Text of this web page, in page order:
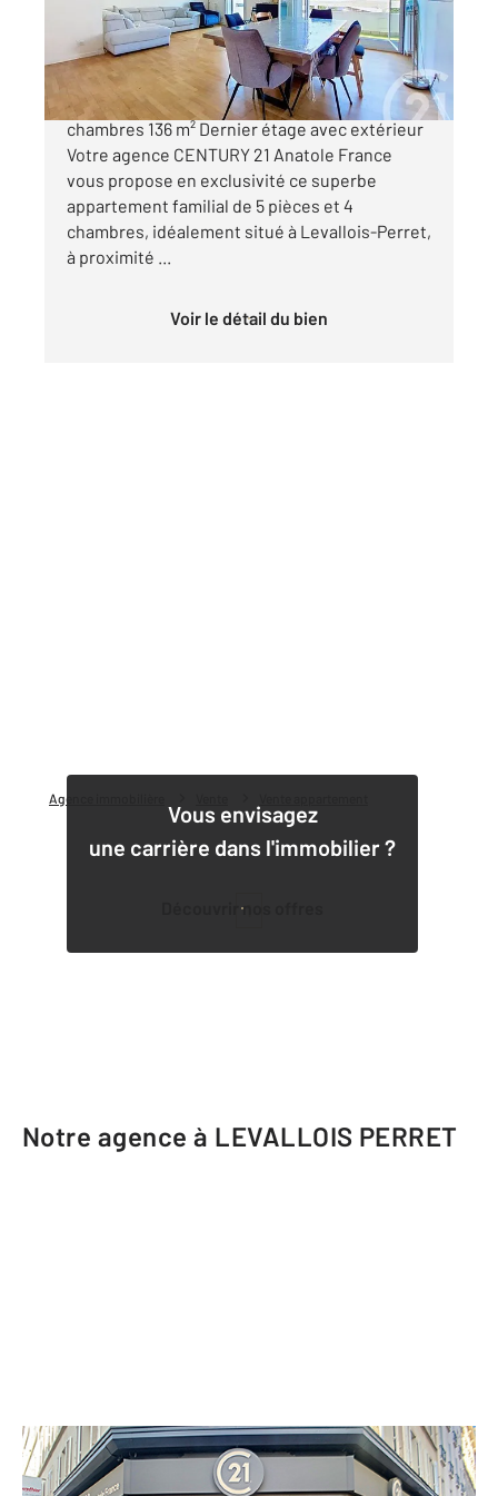
Agence immobilière
1 350 000 €
Appartement familial d'exception 5 pièces 4
chambres 136 m² Dernier étage avec extérieur
Votre agence CENTURY 21 Anatole France
vous propose en exclusivité ce superbe
appartement familial de 5 pièces et 4
chambres, idéalement situé à Levallois-Perret,
à proximité ...
Voir le détail du bien
Vous envisagez
une carrière dans l'immobilier ?
Découvrir nos offres
Notre agence à LEVALLOIS PERRET
CENTURY 21 Anatole France